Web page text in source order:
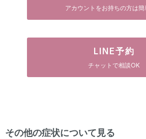
アカウントをお持ちの方は簡
LINE予約
チャットで相談OK
その他の症状について見る